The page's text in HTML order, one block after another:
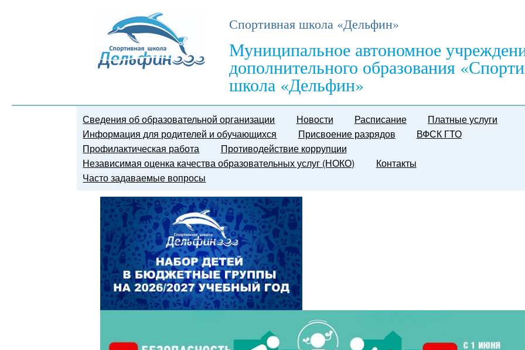
Спортивная школа «Дельфин»
Муниципальное автономное
дополнительного образования
школа «Дельфин»
Сведения об образовательной организации Новости Расписание
Платные услуги
Информация для родителей и обучающихся
Присвоение разрядов
ВФСК ГТО
Профилактическая работа
Противодействие коррупции
Независимая оценка качества образовательных услуг (НОКО)
Контакты
Часто задаваемые вопросы